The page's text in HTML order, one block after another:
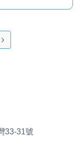
33-31號